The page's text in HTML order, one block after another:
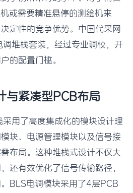
或需要精准悬停的测绘机来
定性的竞争优势。中国代采网
堆栈套装，经过专业调校，开
的配置门槛。
与紧凑型PCB布局
用了高度集成化的模块设计理
块、电源管理模块以及信号接
布局。这种堆栈式设计不仅大
还有效优化了信号传输路径，
BLS电调模块采用了4层PCB